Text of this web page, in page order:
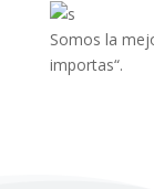
Somos la
importas“.